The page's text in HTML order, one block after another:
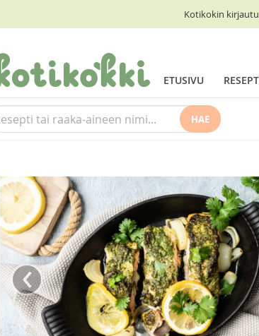
Kotikokin
ETUSIVU
HAE
‹